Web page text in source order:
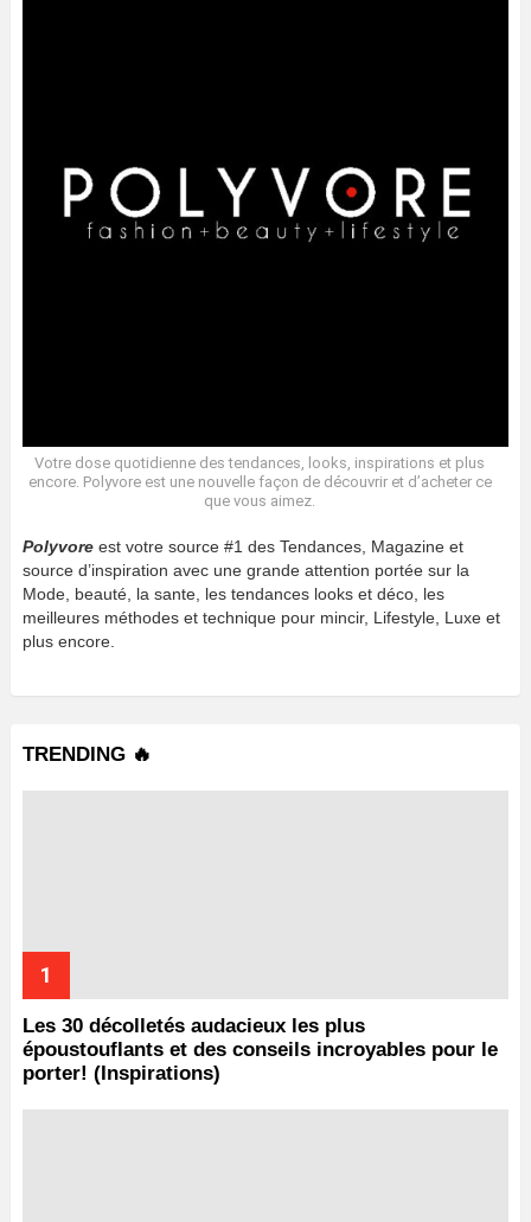
Votre dose quotidienne des tendances, looks, inspirations et plus
encore. Polyvore est une nouvelle façon de découvrir et d’acheter ce
que vous aimez.
Polyvore est votre source #1 des Tendances, Magazine et
source d’inspiration avec une grande attention portée sur la
Mode, beauté, la sante, les tendances looks et déco, les
meilleures méthodes et technique pour mincir, Lifestyle, Luxe et
plus encore.
TRENDING 🔥
Les 30 décolletés audacieux les plus
époustouflants et des conseils incroyables pour le
porter! (Inspirations)